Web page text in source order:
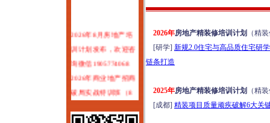
询微信1905774068
2026年商业地产招商
破局实战特训班（8
月1-2日郑州）
塑造服务力：可落地
2026年房地产精装修培训计划
（精
[研学] 新规2.0住宅与高品质住宅研
链条打造
2025年房地产精装修培训计划
（精
[成都] 精装项目质量顽疾破解6大关